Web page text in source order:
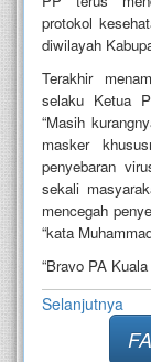
protokol
diwilayah
Terakhir
selaku Ketua
“Masih
masker
penyebaran
sekali
mencegah
“kata
“Bravo PA
Selanjutnya